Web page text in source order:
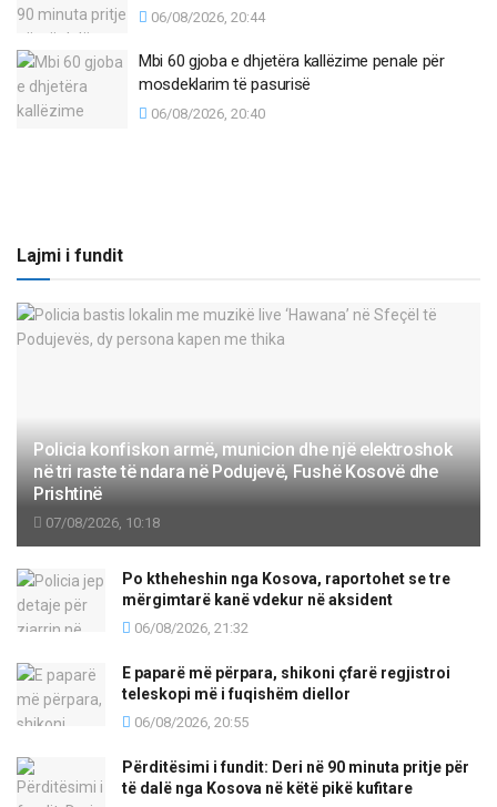
06/08/2026, 20:44
Mbi 60 gjoba e dhjetëra kallëzime penale për
mosdeklarim të pasurisë
06/08/2026, 20:40
Lajmi i fundit
Policia konfiskon armë, municion dhe një elektroshok
në tri raste të ndara në Podujevë, Fushë Kosovë dhe
Prishtinë
07/08/2026, 10:18
Po ktheheshin nga Kosova, raportohet se tre
mërgimtarë kanë vdekur në aksident
06/08/2026, 21:32
E paparë më përpara, shikoni çfarë regjistroi
teleskopi më i fuqishëm diellor
06/08/2026, 20:55
Përditësimi i fundit: Deri në 90 minuta pritje për
të dalë nga Kosova në këtë pikë kufitare